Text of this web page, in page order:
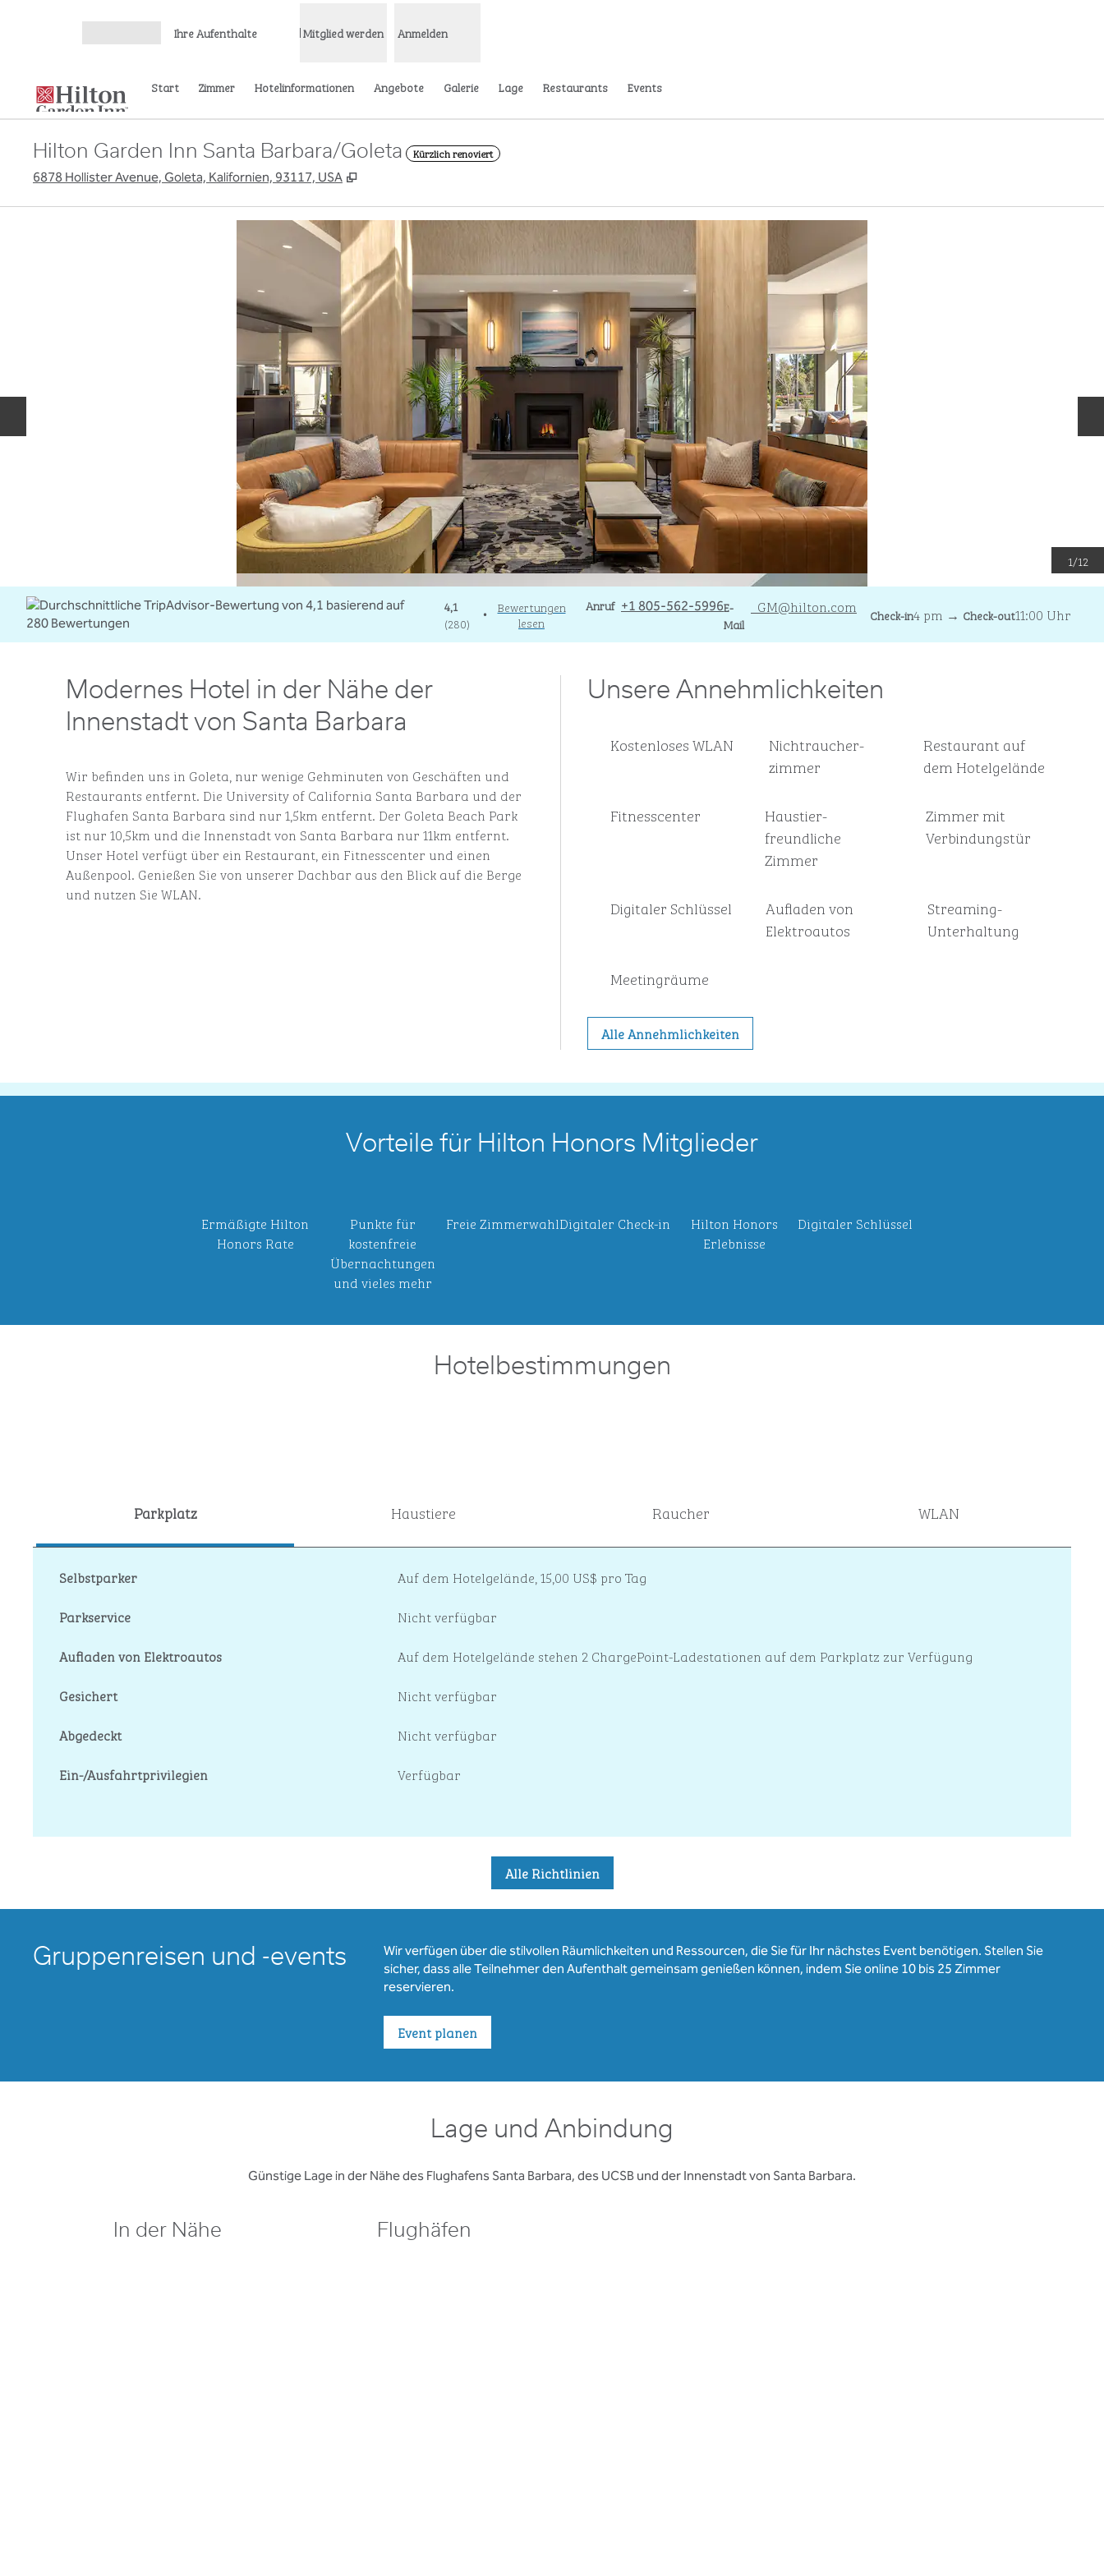
Ihre Aufenthalte Mitglied werden Anmelden
Start Zimmer Hotelinformationen Angebote Galerie Lage Restaurants Events
Hilton Garden Inn Santa Barbara/Goleta Kürzlich renoviert
6878 Hollister Avenue, Goleta, Kalifornien, 93117, USA ,
1/12
4,1
(280)
•
Bewertungen
lesen
Anruf
Telefon+1 805-562-5996E-
Mail
E-MailSBAHA
_GM@hilton.com Check-in4 pm → Check-out11:00 Uhr
Modernes Hotel in der Nähe der
Innenstadt von Santa Barbara
Wir befinden uns in Goleta, nur wenige Gehminuten von Geschäften und
Restaurants entfernt. Die University of California Santa Barbara und der
Flughafen Santa Barbara sind nur 1,5km entfernt. Der Goleta Beach Park
ist nur 10,5km und die Innenstadt von Santa Barbara nur 11km entfernt.
Unser Hotel verfügt über ein Restaurant, ein Fitnesscenter und einen
Außenpool. Genießen Sie von unserer Dachbar aus den Blick auf die Berge
und nutzen Sie WLAN.
Unsere Annehmlichkeiten
Kostenloses WLAN
Nichtraucher­
zimmer
Restaurant auf
dem Hotelgelände
Fitnesscenter
Haustier­
freundliche
Zimmer
Zimmer mit
Verbindungstür
Digitaler Schlüssel
Aufladen von
Elektroautos
Streaming-
Unterhaltung
Meeting­räume
Alle Annehmlichkeiten
Vorteile für Hilton Honors Mitglieder
Ermäßigte Hilton
Honors Rate
Punkte für
kostenfreie
Übernachtungen
und vieles mehr
Freie ZimmerwahlDigitaler Check-in
Hilton Honors
Erlebnisse
Digitaler Schlüssel
Hotelbestimmungen
Parkplatz Haustiere Raucher WLAN
Selbstparker Auf dem Hotelgelände,15,00 US$ pro Tag
Parkservice
Nicht verfügbar
Aufladen von Elektroautos
Auf dem Hotelgelände stehen 2 ChargePoint-Ladestationen auf dem Parkplatz zur Verfügung
Gesichert
Nicht verfügbar
Abgedeckt
Nicht verfügbar
Ein-/Ausfahrtprivilegien
Verfügbar
Alle Richtlinien
Gruppenreisen und -events
Wir verfügen über die stilvollen Räumlichkeiten und Ressourcen, die Sie für Ihr nächstes Event benötigen. Stellen Sie
sicher, dass alle Teilnehmer den Aufenthalt gemeinsam genießen können, indem Sie online 10 bis 25 Zimmer
reservieren.
Event planen
Lage und Anbindung
Günstige Lage in der Nähe des Flughafens Santa Barbara, des UCSB und der Innenstadt von Santa Barbara.
In der Nähe Flughäfen